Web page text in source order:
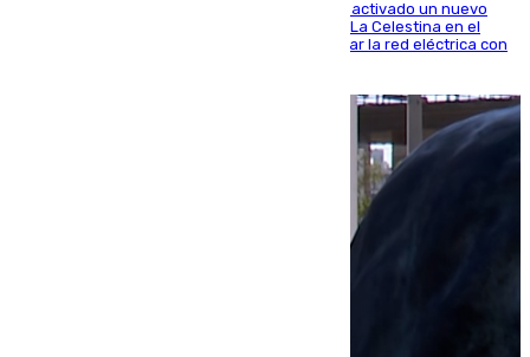
A través de su filial de redes e-distribución, ha activado un nuevo
centro de transformación instalado en la calle La Celestina en el
Polígono Sur de Sevilla que servirá para reforzar la red eléctrica con